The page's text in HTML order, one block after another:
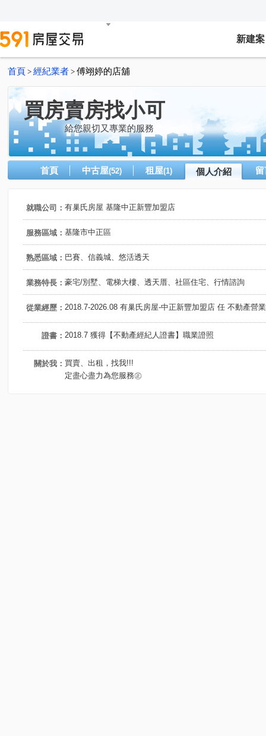
新建案
首頁 > 經紀業者 > 傅翊婷的店舖
買房賣房找小可
給您親切又專業的服務
首頁 中古屋(52) 租屋(1) 個人介紹
就職公司： 有巢氏房屋 基隆中正新豐加盟店
服務區域： 基隆市中正區
熟悉區域： 巴賽、信義城、悠活透天
業務特長： 豪宅/別墅、電梯大樓、透天厝、社區住宅、行情諮詢
從業經歷： 2018.7-2026.08 有巢氏房屋-中正新豐加盟店 任 不動產營
證書： 2018.7 獲得【不動產經紀人證書】職業證照
關於我： 買賣、出租，找我!!!
定盡心盡力為您服務㊣